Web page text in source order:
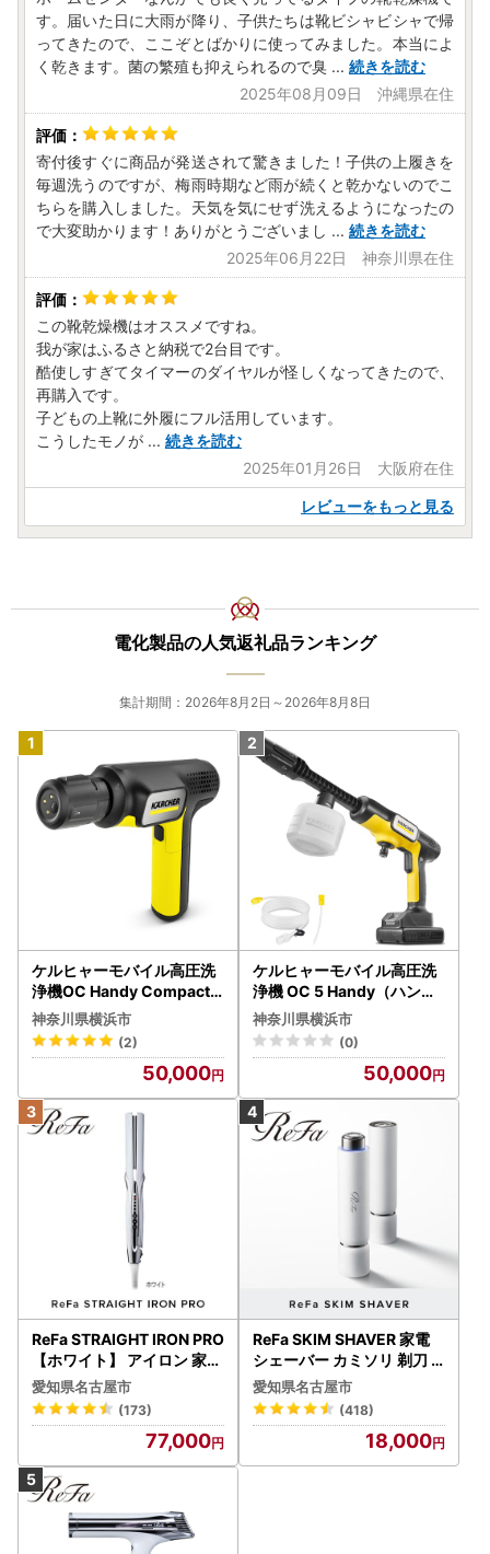
す。届いた日に大雨が降り、子供たちは靴ビシャビシャで帰
ってきたので、ここぞとばかりに使ってみました。本当によ
く乾きます。菌の繁殖も抑えられるので臭 ... 続きを読む
2025年08月09日 沖縄県在住
寄付後すぐに商品が発送されて驚きました！子供の上履きを
毎週洗うのですが、梅雨時期など雨が続くと乾かないのでこ
ちらを購入しました。天気を気にせず洗えるようになったの
で大変助かります！ありがとうございまし ... 続きを読む
2025年06月22日 神奈川県在住
この靴乾燥機はオススメですね。
我が家はふるさと納税で2台目です。
酷使しすぎてタイマーのダイヤルが怪しくなってきたので、
再購入です。
子どもの上靴に外履にフル活用しています。
こうしたモノが ... 続きを読む
2025年01月26日 大阪府在住
レビューをもっと見る
電化製品の人気返礼品ランキング
集計期間：2026年8月2日～2026年8月8日
ケルヒャーモバイル高圧洗
浄機OC Handy Compact
（ハンディエア） APV000
7
神奈川県横浜市
(2)
50,000
ケルヒャーモバイル高圧洗
浄機 OC 5 Handy（ハンデ
ィジェット） APV0006
神奈川県横浜市
(0)
50,000
ReFa STRAIGHT IRON PRO
【ホワイト】 アイロン 家電
美容 リファ アイロン
愛知県名古屋市
(173)
77,000
ReFa SKIM SHAVER 家電
シェーバー カミソリ 剃刀
シェーバー
愛知県名古屋市
(418)
18,000